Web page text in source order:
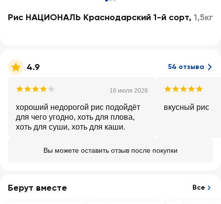
Рис НАЦИОНАЛЬ Краснодарский 1-й сорт, 1,5кг
4.9 54 отзыва
16 июля 2026
хороший недорогой рис подойдёт
для чего угодно, хоть для плова,
хоть для суши, хоть для каши.
вкусный рис
Вы можете оставить отзыв после покупки
Берут вместе Все